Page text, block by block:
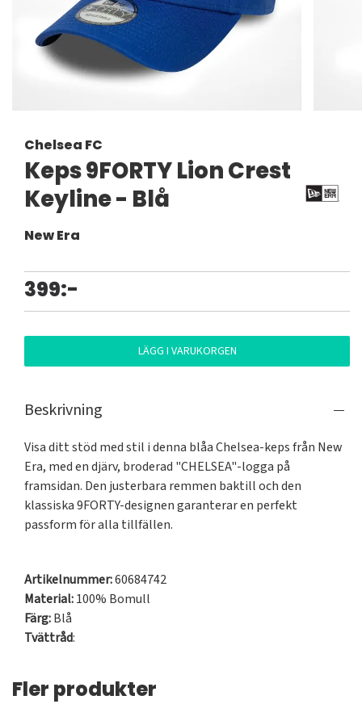
Chelsea FC
Keps 9FORTY Lion Crest
Keyline - Blå
New Era
399:-
LÄGG I VARUKORGEN
Beskrivning
Visa ditt stöd med stil i denna blåa Chelsea-keps från New
Era, med en djärv, broderad "CHELSEA"-logga på
framsidan. Den justerbara remmen baktill och den
klassiska 9FORTY-designen garanterar en perfekt
passform för alla tillfällen.
Artikelnummer:60684742
Material:100% Bomull
Färg:Blå
Tvättråd:
Fler produkter